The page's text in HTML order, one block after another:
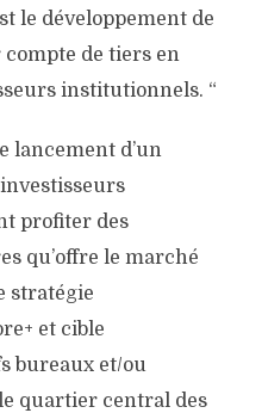
le développement de
compte de tiers en
institutionnels. “
lancement d’un
investisseurs
profiter des
qu’offre le marché
stratégie
et cible
bureaux et/ou
quartier central des